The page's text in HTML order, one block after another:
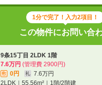
南東
北海道旭川市九条通１４
地図を見る
旭川電気軌道/9条15丁目 歩2分
ＪＲ石北本線/旭川四条駅 歩11
1分で完了！入力2項目！
この物件にお問い合
9条15丁目 2LDK 1階
7.6万円 (管理費 2900円)
敷 0円 礼
7.6万円
2LDK｜55.56m²｜1階/2階建